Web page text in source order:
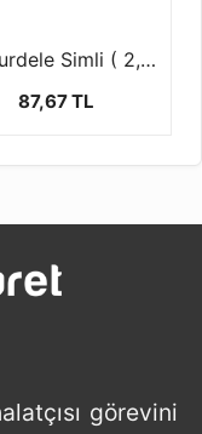
Jüt Kurdele Simli ( 2,5 cm 10 mt )
87,67 TL
görevini